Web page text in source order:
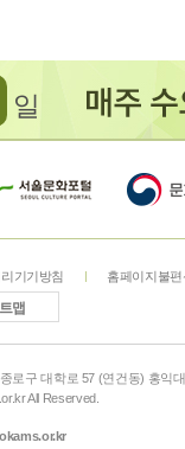
일
기기방침 홈페이지불
맵
로구 대학로 57 (연건동) 홍익
All Reserved.